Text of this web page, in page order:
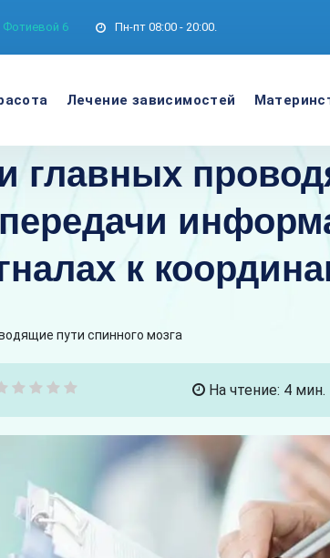
Фотиевой 6 Пн-пт 08:00 - 20:00.
Лечение зависимостей
главных
к
пути спинного мозга
На чтение: 4 мин.